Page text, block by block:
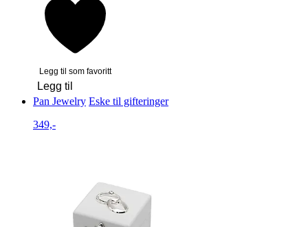
Legg til som favoritt
Legg til
Pan Jewelry Eske til gifteringer
349,-